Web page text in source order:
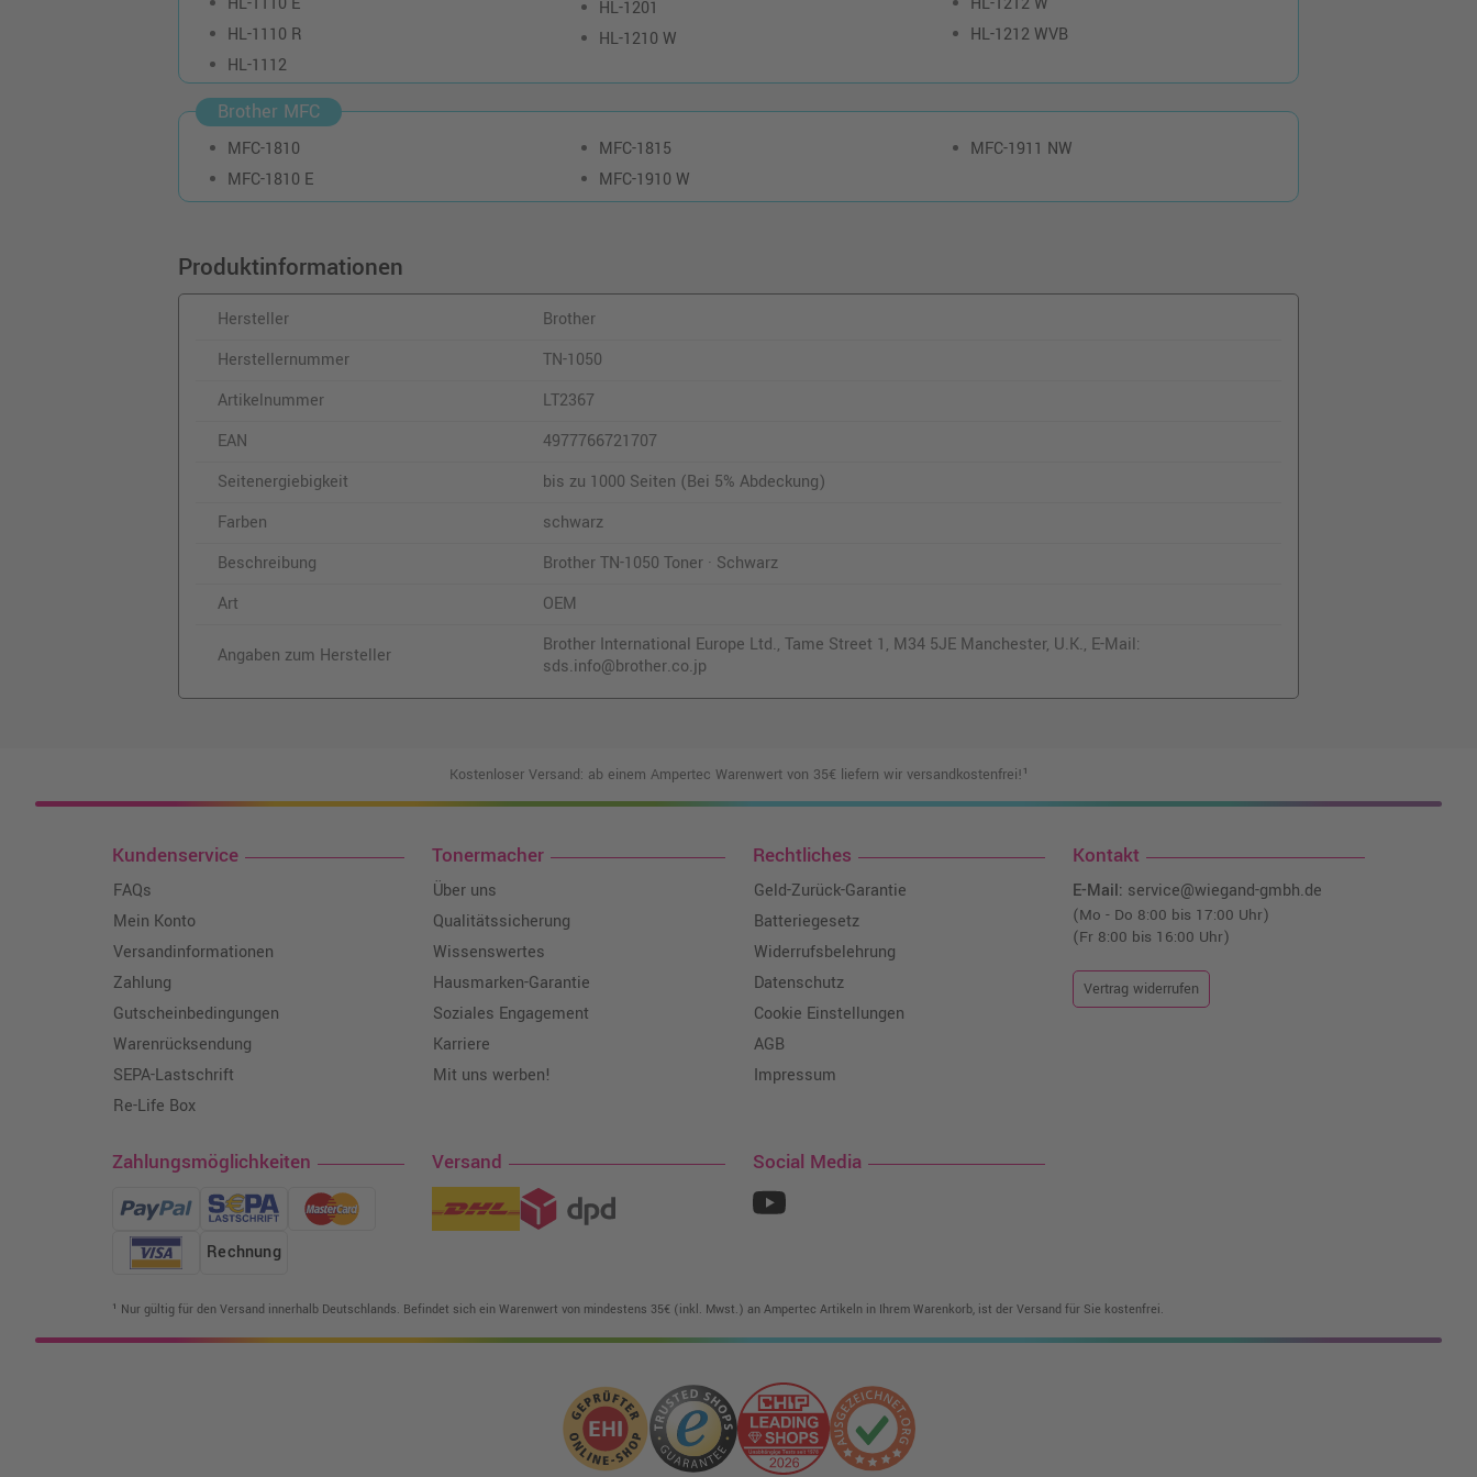
HL-1110 R
HL-1112
HL-1201
HL-1210 W
HL-1212 WVB
Brother MFC
MFC-1810
MFC-1810 E
MFC-1815
MFC-1910 W
MFC-1911 NW
Produktinformationen
Hersteller
Brother
Herstellernummer
TN-1050
Artikelnummer
LT2367
EAN
4977766721707
Seitenergiebigkeit
bis zu 1000 Seiten (Bei 5% Abdeckung)
Farben
schwarz
Beschreibung
Brother TN-1050 Toner · Schwarz
Art
OEM
Angaben zum Hersteller
Brother International Europe Ltd., Tame Street 1, M34 5JE Manchester, U.K., E-Mail:
sds.info@brother.co.jp
Kostenloser Versand: ab einem Ampertec Warenwert von 35€ liefern wir versandkostenfrei!¹
Kundenservice
FAQs
Mein Konto
Versandinformationen
Zahlung
Gutscheinbedingungen
Warenrücksendung
SEPA-Lastschrift
Re-Life Box
Tonermacher
Über uns
Qualitätssicherung
Wissenswertes
Hausmarken-Garantie
Soziales Engagement
Karriere
Mit uns werben!
Rechtliches
Geld-Zurück-Garantie
Batteriegesetz
Widerrufsbelehrung
Datenschutz
Cookie Einstellungen
AGB
Impressum
Kontakt
E-Mail: service@wiegand-gmbh.de
(Mo - Do 8:00 bis 17:00 Uhr)
(Fr 8:00 bis 16:00 Uhr)
Vertrag widerrufen
Zahlungsmöglichkeiten
Rechnung
Versand Social Media
¹ Nur gültig für den Versand innerhalb Deutschlands. Befindet sich ein Warenwert von mindestens 35€ (inkl. Mwst.) an Ampertec Artikeln in Ihrem Warenkorb, ist der Versand für Sie kostenfrei.